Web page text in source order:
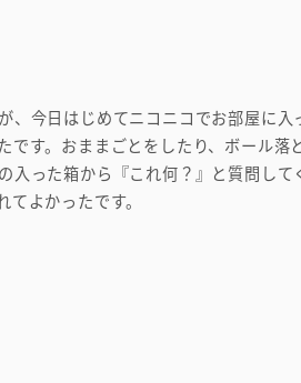
、今日はじめてニコニコでお部屋に入
です。おままごとをしたり、ボール落
入った箱から『これ何？』と質問して
よかったです。